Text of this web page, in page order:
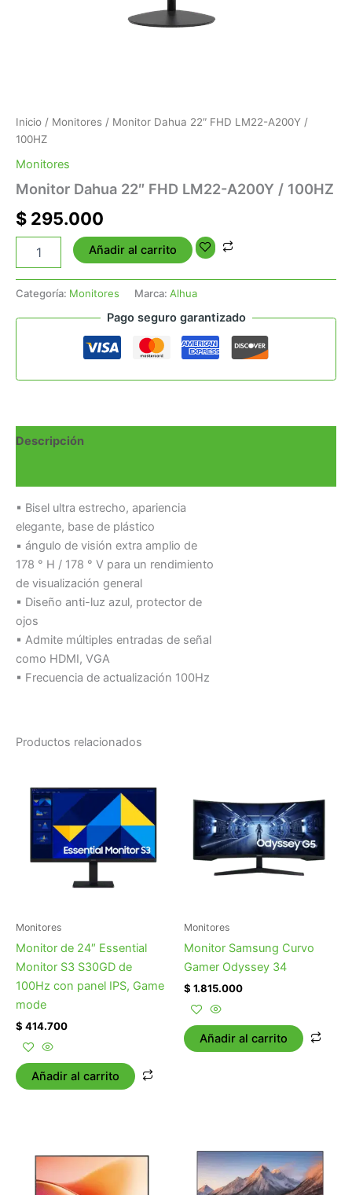
Inicio / Monitores / Monitor Dahua 22″ FHD LM22-A200Y /
100HZ
Monitores
Monitor Dahua 22″ FHD LM22-A200Y / 100HZ
$ 295.000
Añadir al carrito
Categoría: Monitores Marca: Alhua
Pago seguro garantizado
Descripción
▪ Bisel ultra estrecho, apariencia
elegante, base de plástico
▪ ángulo de visión extra amplio de
178 ° H / 178 ° V para un rendimiento
de visualización general
▪ Diseño anti-luz azul, protector de
ojos
▪ Admite múltiples entradas de señal
como HDMI, VGA
▪ Frecuencia de actualización 100Hz
Productos relacionados
Monitores
Monitor de 24″ Essential
Monitor S3 S30GD de
100Hz con panel IPS, Game
mode
$ 414.700
Añadir al carrito
Monitores
Monitor Samsung Curvo
Gamer Odyssey 34
$ 1.815.000
Añadir al carrito